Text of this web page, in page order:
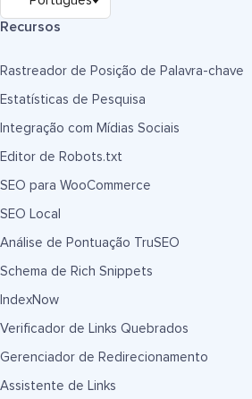
Recursos
Rastreador de Posição de Palavra-chave
Estatísticas de Pesquisa
Integração com Mídias Sociais
Editor de Robots.txt
SEO para WooCommerce
SEO Local
Análise de Pontuação TruSEO
Schema de Rich Snippets
IndexNow
Verificador de Links Quebrados
Gerenciador de Redirecionamento
Assistente de Links